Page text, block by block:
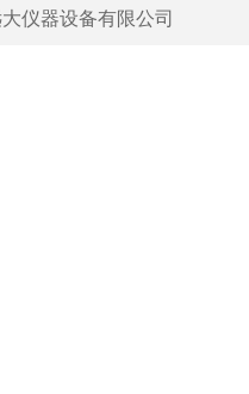
仪器设备有限公司